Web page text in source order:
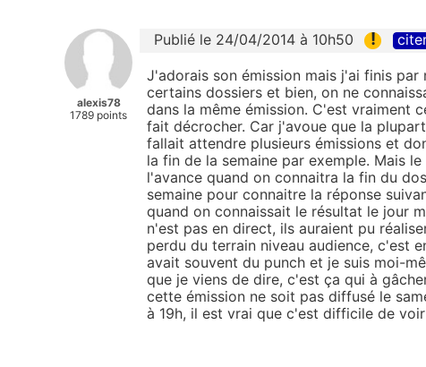
alexis78
1789 points
Publié le 24/04/2014 à 10h50 !
J'adorais son émission mais j'ai finis
certains dossiers et bien, on ne
dans la même émission. C'est vraiment
fait décrocher. Car j'avoue que la
fallait attendre plusieurs émissions et
la fin de la semaine par exemple. Mais
l'avance quand on connaitra la fin du
semaine pour connaitre la réponse
quand on connaissait le résultat le jour
n'est pas en direct, ils auraient pu
perdu du terrain niveau audience, c'est
avait souvent du punch et je suis moi-
que je viens de dire, c'est ça qui à
cette émission ne soit pas diffusé le
à 19h, il est vrai que c'est difficile de